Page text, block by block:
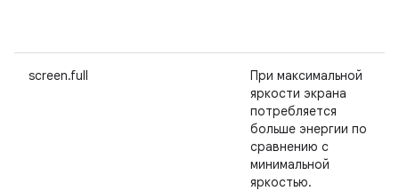
screen.full
При максимальной
яркости экрана
потребляется
больше энергии по
сравнению с
минимальной
яркостью.